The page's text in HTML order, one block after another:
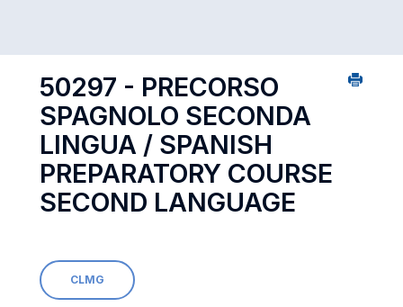
50297 - PRECORSO
SPAGNOLO SECONDA
LINGUA / SPANISH
PREPARATORY COURSE
SECOND LANGUAGE
CLMG